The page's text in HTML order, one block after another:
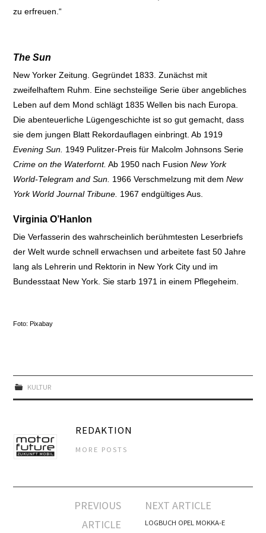
zu erfreuen.“
The Sun
New Yorker Zeitung. Gegründet 1833. Zunächst mit
zweifelhaftem Ruhm. Eine sechsteilige Serie über angebliches
Leben auf dem Mond schlägt 1835 Wellen bis nach Europa.
Die abenteuerliche Lügengeschichte ist so gut gemacht, dass
sie dem jungen Blatt Rekordauflagen einbringt. Ab 1919
Evening Sun. 1949 Pulitzer-Preis für Malcolm Johnsons Serie
Crime on the Waterfornt. Ab 1950 nach FusionNew York
World-Telegram and Sun. 1966 Verschmelzung mit demNew
York World Journal Tribune. 1967 endgültiges Aus.
Virginia O’Hanlon
Die Verfasserin des wahrscheinlich berühmtesten Leserbriefs
der Welt wurde schnell erwachsen und arbeitete fast 50 Jahre
lang als Lehrerin und Rektorin in New York City und im
Bundesstaat New York. Sie starb 1971 in einem Pflegeheim.
Foto: Pixabay
KULTUR
REDAKTION
MORE POSTS
Navigation
PREVIOUS
ARTICLE
NEXT ARTICLE
LOGBUCH OPEL MOKKA-E